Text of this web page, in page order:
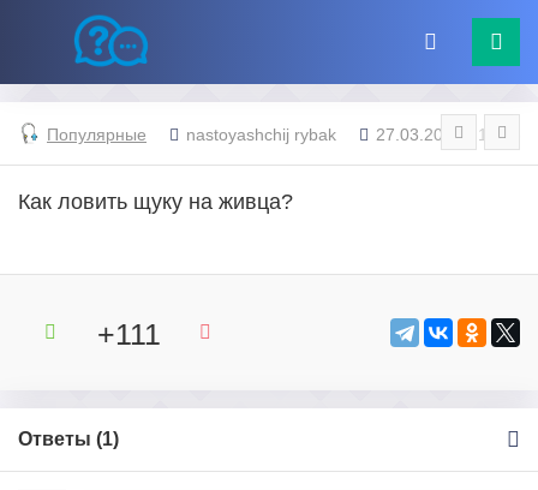
Популярные nastoyashchij rybak 27.03.2024 - 14:05
Как ловить щуку на живца?
+111
Ответы (1)